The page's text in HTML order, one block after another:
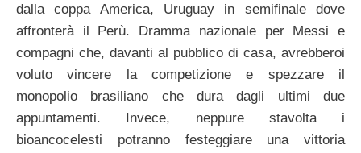
dalla coppa America, Uruguay in semifinale dove
affronterà il Perù. Dramma nazionale per Messi e
compagni che, davanti al pubblico di casa, avrebberoi
voluto vincere la competizione e spezzare il
monopolio brasiliano che dura dagli ultimi due
appuntamenti. Invece, neppure stavolta i
bioancocelesti potranno festeggiare una vittoria